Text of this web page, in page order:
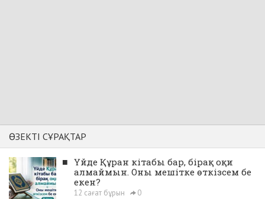
ӨЗЕКТІ СҰРАҚТАР
■ Үйде Құран кітабы бар, бірақ оқи
алмаймын. Оны мешітке өткізсем бе
екен?
12 сағат бұрын 0